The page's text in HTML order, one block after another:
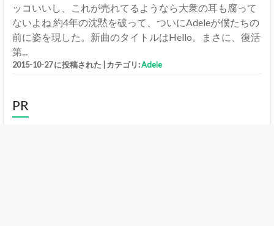
ッコいいし、これが売れてるようなら大衆の耳も腐って
ないよね 約4年の沈黙を破って、ついにAdeleが僕たちの
前に姿を現した。新曲のタイトルはHello。まさに、復活
第...
2015-10-27 に投稿された カテゴリ:Adele
PR